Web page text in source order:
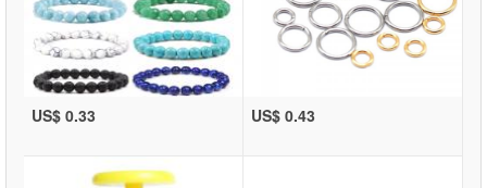
US$ 0.33 US$ 0.43